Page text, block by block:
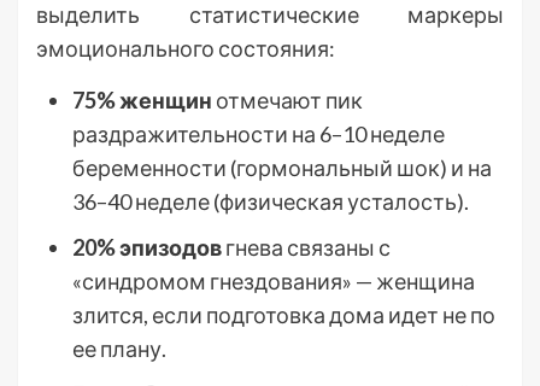
выделить статистические маркеры
эмоционального состояния:
75% женщин отмечают пик
раздражительности на 6–10 неделе
беременности (гормональный шок) и на
36–40 неделе (физическая усталость).
20% эпизодовгнева связаны с
«синдромом гнездования» — женщина
злится, если подготовка дома идет не по
ее плану.